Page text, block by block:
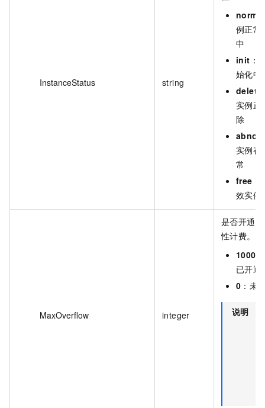
InstanceStatus string
normal
例正常
中
init ：
始化中
实例正
除
实例存
常
free
效实例
MaxOverflow integer
是否开通
性计费。
已开通
0 ：未
说明